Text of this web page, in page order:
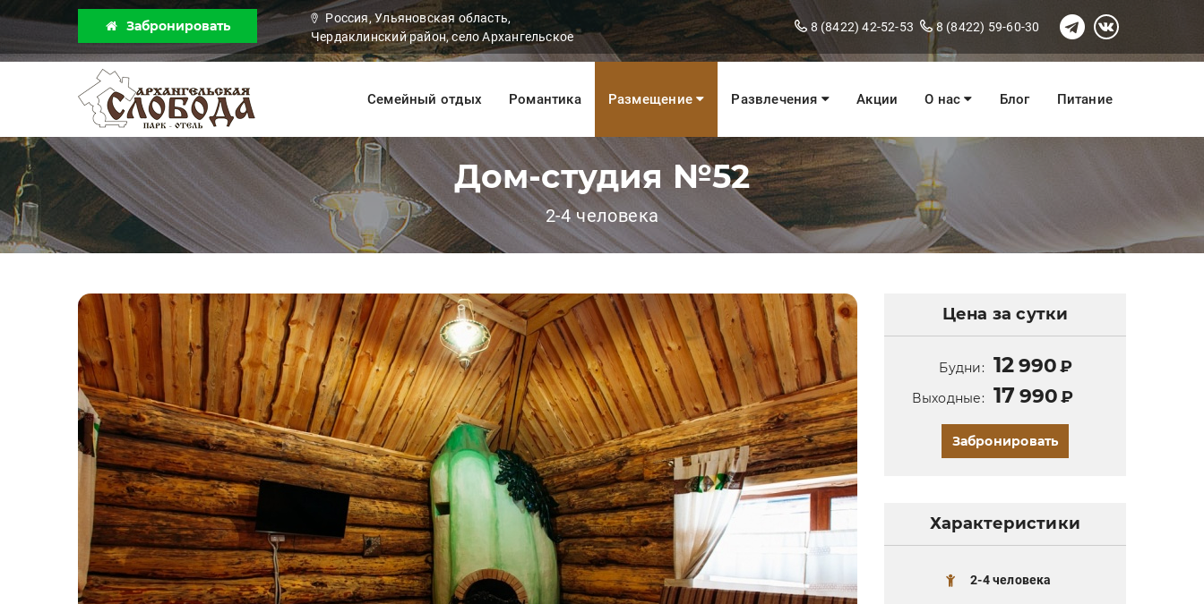
Забронировать
Россия, Ульяновская область,
Чердаклинский район, село Архангельское
8 (8422) 42-52-53 8 (8422) 59-60-30
Семейный отдых Романтика Размещение Развлечения Акции О нас Блог Питание
Дом-студия №52
2-4 человека
Цена за сутки
Будни: 12990 ₽
Выходные: 17 990 ₽
Забронировать
Характеристики
2-4 человека